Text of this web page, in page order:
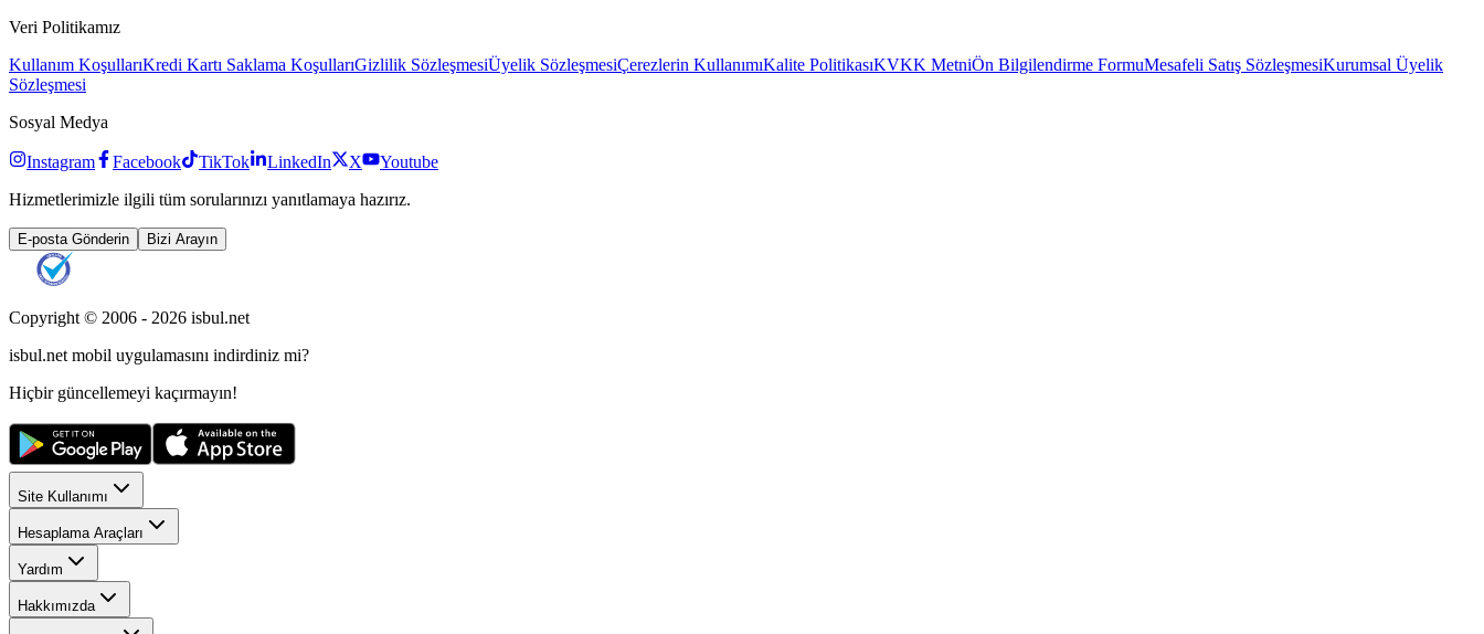
Veri Politikamız
Kullanım KoşullarıKredi Kartı Saklama KoşullarıGizlilik SözleşmesiÜyelik SözleşmesiÇerezlerin KullanımıKalite PolitikasıKVKK MetniÖn Bilgilendirme FormuMesafeli Satış SözleşmesiKurumsal Üyelik
Sözleşmesi
Sosyal Medya
Instagram Facebook TikTok LinkedIn X
Youtube
Hizmetlerimizle ilgili tüm sorularınızı yanıtlamaya hazırız.
E-posta Gönderin Bizi Arayın
Copyright © 2006 - 2026 isbul.net
isbul.net mobil uygulamasını indirdiniz mi?
Hiçbir güncellemeyi kaçırmayın!
Site Kullanımı
Hesaplama Araçları
Yardım
Hakkımızda